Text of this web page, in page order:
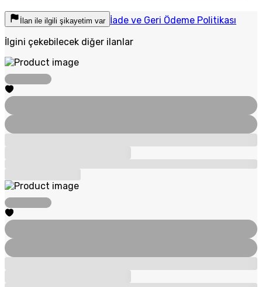
İlan ile ilgili şikayetim var İade ve Geri Ödeme Politikası
İlgini çekebilecek diğer ilanlar